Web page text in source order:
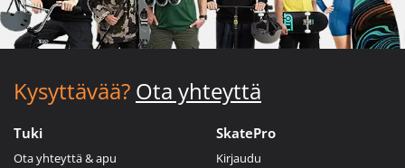
Kysyttävää? Ota yhteyttä
Tuki
Ota yhteyttä & apu
SkatePro
Kirjaudu